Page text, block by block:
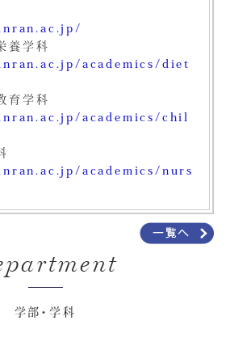
養学科
academics/diet
育学科
academics/chil
academics/nurs
学部・学科